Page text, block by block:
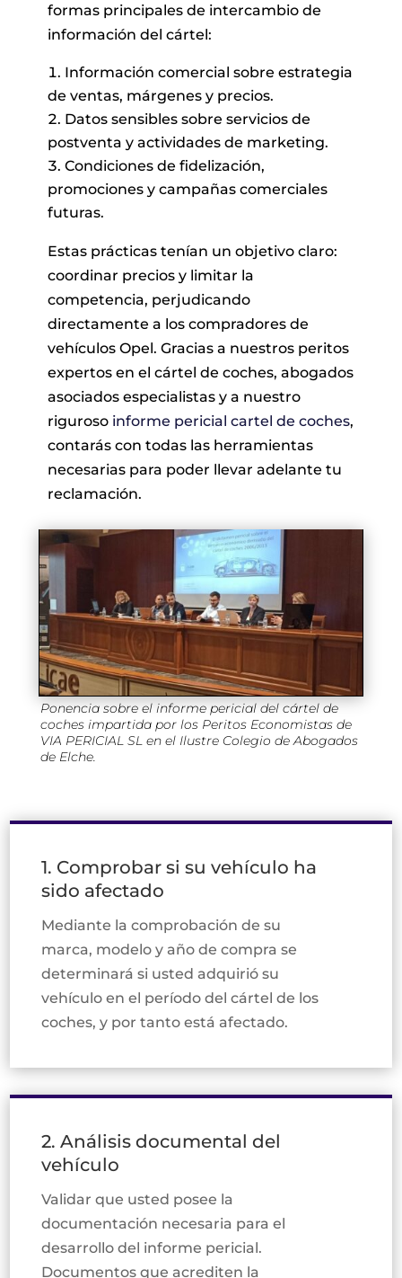
formas principales de intercambio de
información del cártel:
Información comercial sobre estrategia
de ventas, márgenes y precios.
Datos sensibles sobre servicios de
postventa y actividades de marketing.
Condiciones de fidelización,
promociones y campañas comerciales
futuras.
Estas prácticas tenían un objetivo claro:
coordinar precios y limitar la
competencia, perjudicando
directamente a los compradores de
vehículos Opel. Gracias a nuestros peritos
expertos en el cártel de coches, abogados
asociados especialistas y a nuestro
riguroso informe pericial cartel de coches,
contarás con todas las herramientas
necesarias para poder llevar adelante tu
reclamación.
Ponencia sobre el informe pericial del cártel de
coches impartida por los Peritos Economistas de
VIA PERICIAL SL en el Ilustre Colegio de Abogados
de Elche.
1. Comprobar si su vehículo ha
sido afectado
Mediante la comprobación de su
marca, modelo y año de compra se
determinará si usted adquirió su
vehículo en el período del cártel de los
coches, y por tanto está afectado.
2. Análisis documental del
vehículo
Validar que usted posee la
documentación necesaria para el
desarrollo del informe pericial.
Documentos que acrediten la